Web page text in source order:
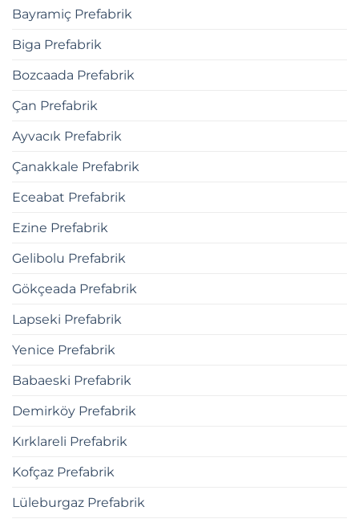
Bayramiç Prefabrik
Biga Prefabrik
Bozcaada Prefabrik
Çan Prefabrik
Ayvacık Prefabrik
Çanakkale Prefabrik
Eceabat Prefabrik
Ezine Prefabrik
Gelibolu Prefabrik
Gökçeada Prefabrik
Lapseki Prefabrik
Yenice Prefabrik
Babaeski Prefabrik
Demirköy Prefabrik
Kırklareli Prefabrik
Kofçaz Prefabrik
Lüleburgaz Prefabrik